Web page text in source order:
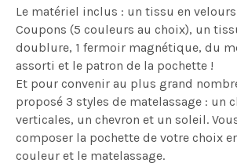
Le matériel inclus : un tissu en velours
Coupons (5 couleurs au choix), un
doublure, 1 fermoir magnétique, du
assorti et le patron de la pochette !
Et pour convenir au plus grand
proposé 3 styles de matelassage : un
verticales, un chevron et un soleil.
composer la pochette de votre choix
couleur et le matelassage.